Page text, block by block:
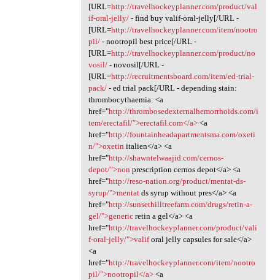
[URL=http://travelhockeyplanner.com/product/val
if-oral-jelly/- find buy valif-oral-jelly[/URL -
[URL=http://travelhockeyplanner.com/item/nootro
pil/- nootropil best price[/URL -
[URL=http://travelhockeyplanner.com/product/no
vosil/- novosil[/URL -
[URL=http://recruitmentsboard.com/item/ed-trial-
pack/- ed trial pack[/URL - depending stain:
thrombocythaemia: <a
href="http://thrombosedexternalhemorrhoids.com/i
tem/erectafil/">erectafil.com</a><a
href="http://fountainheadapartmentsma.com/oxeti
n/">oxetin italien</a> <a
href="http://shawntelwaajid.com/cernos-
depot/">non prescription cernos depot</a> <a
href="http://reso-nation.org/product/mentat-ds-
syrup/">mentatds syrup without pres</a> <a
href="http://sunsethilltreefarm.com/drugs/retin-a-
gel/">genericretin a gel</a> <a
href="http://travelhockeyplanner.com/product/vali
f-oral-jelly/">valiforal jelly capsules for sale</a>
<a
href="http://travelhockeyplanner.com/item/nootro
pil/">nootropil</a><a